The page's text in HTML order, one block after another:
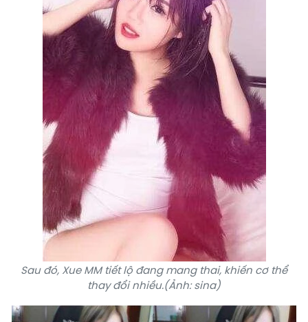
Sau đó, Xue MM tiết lộ đang mang thai, khiến cơ thể
thay đổi nhiều.(Ảnh: sina)